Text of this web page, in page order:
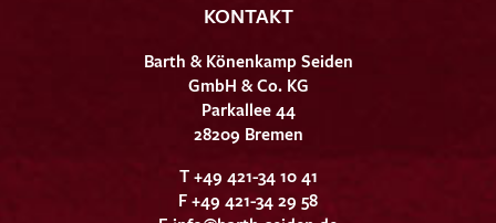
KONTAKT
Barth & Könenkamp Seiden
GmbH & Co. KG
Parkallee 44
28209 Bremen
T +49 421-34 10 41
F +49 421-34 29 58